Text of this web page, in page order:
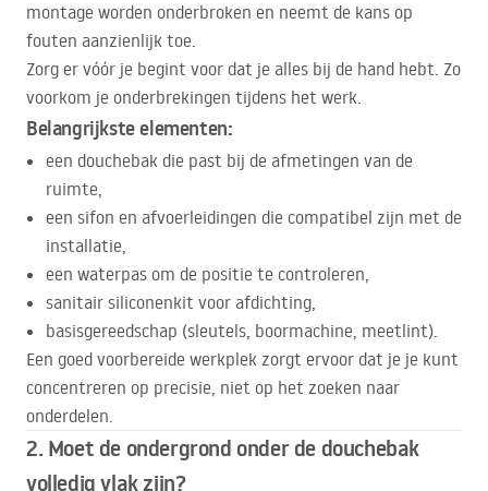
montage worden onderbroken en neemt de kans op
fouten aanzienlijk toe.
Zorg er vóór je begint voor dat je alles bij de hand hebt. Zo
voorkom je onderbrekingen tijdens het werk.
Belangrijkste elementen:
een douchebak die past bij de afmetingen van de
ruimte,
een sifon en afvoerleidingen die compatibel zijn met de
installatie,
een waterpas om de positie te controleren,
sanitair siliconenkit voor afdichting,
basisgereedschap (sleutels, boormachine, meetlint).
Een goed voorbereide werkplek zorgt ervoor dat je je kunt
concentreren op precisie, niet op het zoeken naar
onderdelen.
2. Moet de ondergrond onder de douchebak
volledig vlak zijn?